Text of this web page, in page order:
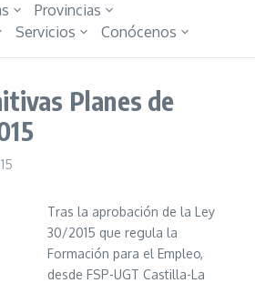
Provincias
Servicios Conócenos
Planes de
Tras la aprobación de la Ley
30/2015 que regula la
Formación para el Empleo,
desde FSP-UGT Castilla-La